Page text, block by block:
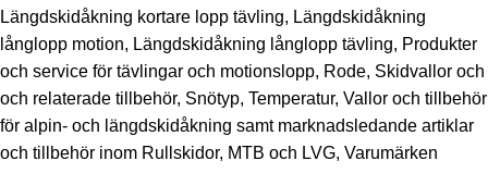
Längdskidåkning kortare lopp tävling, Längdskidåkning
långlopp motion, Längdskidåkning långlopp tävling, Produkter
och service för tävlingar och motionslopp, Rode, Skidvallor och
och relaterade tillbehör, Snötyp, Temperatur, Vallor och tillbehör
för alpin- och längdskidåkning samt marknadsledande artiklar
och tillbehör inom Rullskidor, MTB och LVG, Varumärken